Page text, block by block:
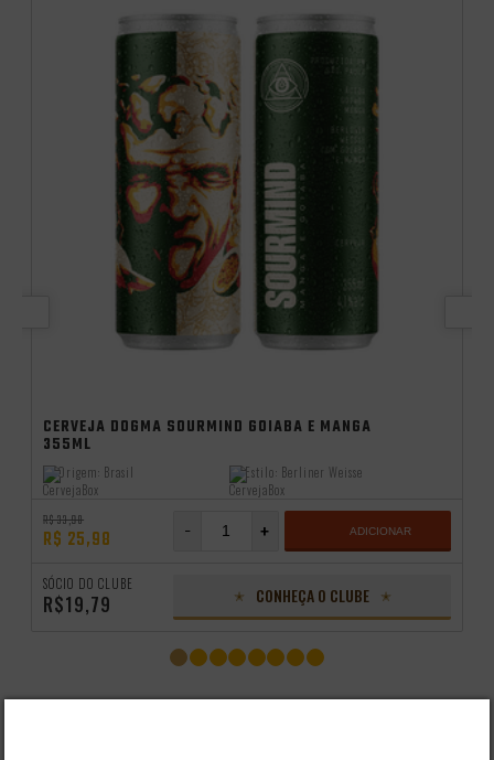
CERVEJA DOGMA SOURMIND GOIABA E MANGA
355ML
Origem: Brasil Estilo: Berliner Weisse
R$ 33,98
R$ 25,98 +
- ADICIONAR
SÓCIO DO CLUBE
R$19,79 CONHEÇA O CLUBE